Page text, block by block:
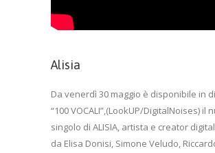
Alisia
Da venerdì 30 maggio è disponibile in
“100 VOCALI”,(LookUP/DigitalNoises) il
singolo di ALISIA, artista e creator
da Elisa Donisi, Simone Veludo,